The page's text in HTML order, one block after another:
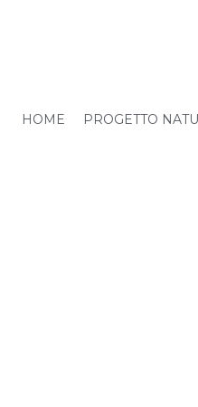
HOME PROGETTO